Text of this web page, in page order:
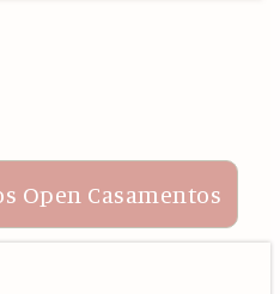
Open Casamentos